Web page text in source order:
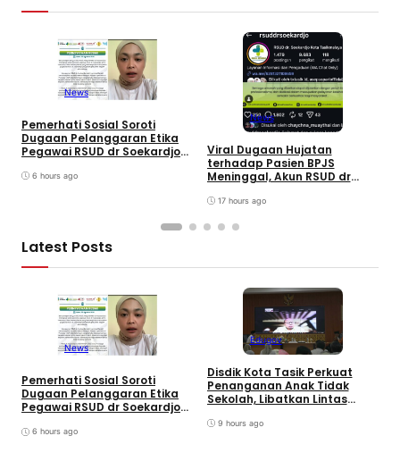
News
Pemerhati Sosial Soroti
Dugaan Pelanggaran Etika
Pegawai RSUD dr Soekardjo
6 hours ago
News
Viral Dugaan Hujatan
terhadap Pasien BPJS
Meninggal, Akun RSUD dr
Diserbu Netizen
17 hours ago
Latest Posts
News
Pemerhati Sosial Soroti
Dugaan Pelanggaran Etika
Pegawai RSUD dr Soekardjo
6 hours ago
Edugov
Disdik Kota Tasik Perkuat
Penanganan Anak Tidak
Sekolah, Libatkan Lintas
Muhammadiyah. Wali Kota
9 hours ago